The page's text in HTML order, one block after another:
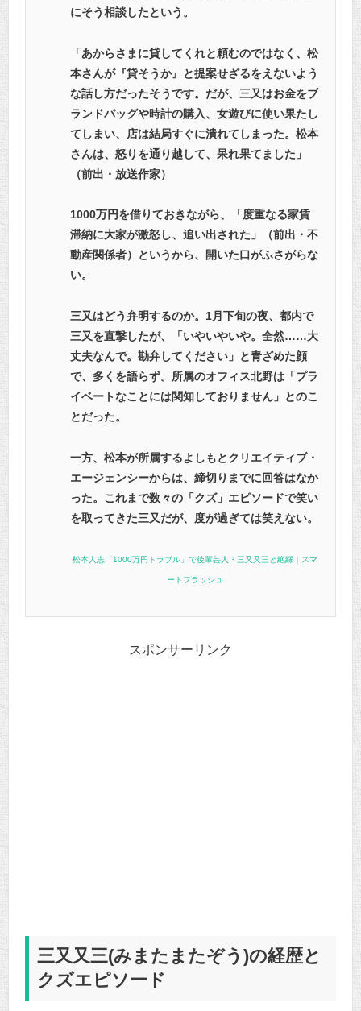
にそう相談したという。
「あからさまに貸してくれと頼むのではなく、松
本さんが『貸そうか』と提案せざるをえないよう
な話し方だったそうです。だが、三又はお金をブ
ランドバッグや時計の購入、女遊びに使い果たし
てしまい、店は結局すぐに潰れてしまった。松本
さんは、怒りを通り越して、呆れ果てました」
（前出・放送作家）
1000万円を借りておきながら、「度重なる家賃
滞納に大家が激怒し、追い出された」（前出・不
動産関係者）というから、開いた口がふさがらな
い。
三又はどう弁明するのか。1月下旬の夜、都内で
三又を直撃したが、「いやいやいや。全然……大
丈夫なんで。勘弁してください」と青ざめた顔
で、多くを語らず。所属のオフィス北野は「プラ
イベートなことには関知しておりません」とのこ
とだった。
一方、松本が所属するよしもとクリエイティブ・
エージェンシーからは、締切りまでに回答はなか
った。これまで数々の「クズ」エピソードで笑い
を取ってきた三又だが、度が過ぎては笑えない。
松本人志「1000万円トラブル」で後輩芸人・三又又三と絶縁｜スマ
ートフラッシュ
スポンサーリンク
三又又三(みまたまたぞう)の経歴と
クズエピソード